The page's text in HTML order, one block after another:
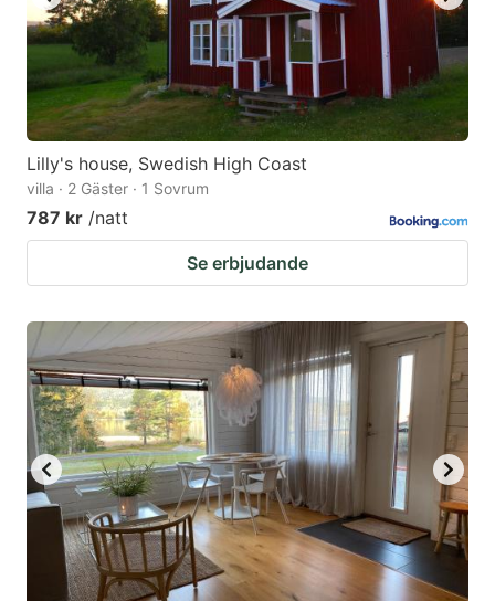
Lilly's house, Swedish High Coast
villa · 2 Gäster · 1 Sovrum
787 kr /natt
Se erbjudande